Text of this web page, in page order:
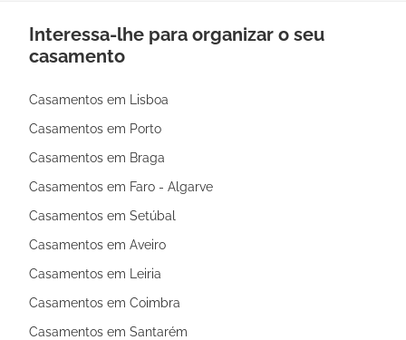
Interessa-lhe para organizar o seu
casamento
Casamentos em Lisboa
Casamentos em Porto
Casamentos em Braga
Casamentos em Faro - Algarve
Casamentos em Setúbal
Casamentos em Aveiro
Casamentos em Leiria
Casamentos em Coimbra
Casamentos em Santarém